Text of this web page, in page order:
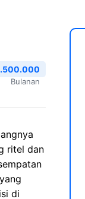
Bulanan
ritel dan
di